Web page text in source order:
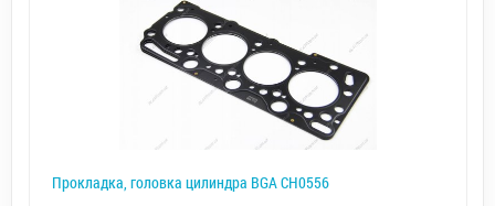
Прокладка, головка цилиндра BGA CH0556